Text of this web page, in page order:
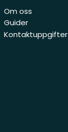
Om oss
Guider
Kontaktuppgifter